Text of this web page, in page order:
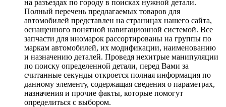
на разъездах по городу в поисках нужной детали.
Полный перечень предлагаемых товаров для
автомобилей представлен на страницах нашего сайта,
оснащенного понятной навигационной системой. Все
запчасти для иномарок рассортированы на группы по
маркам автомобилей, их модификации, наименованию
и назначению деталей. Проведя нехитрые манипуляции
по поиску определенной детали, перед Вами за
считанные секунды откроется полная информация по
данному элементу, содержащая сведения о параметрах,
назначения и прочие факты, которые помогут
определиться с выбором.